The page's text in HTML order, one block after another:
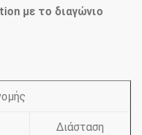
με το διαγώνιο
Διάσταση